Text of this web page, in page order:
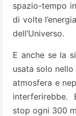
spazio-tempo
di vol­te
dell’Universo.
E anche se la
usata solo
atmosfera e
interferirebbe.
stop ogni 300